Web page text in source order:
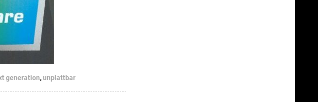
generation,unplattbar